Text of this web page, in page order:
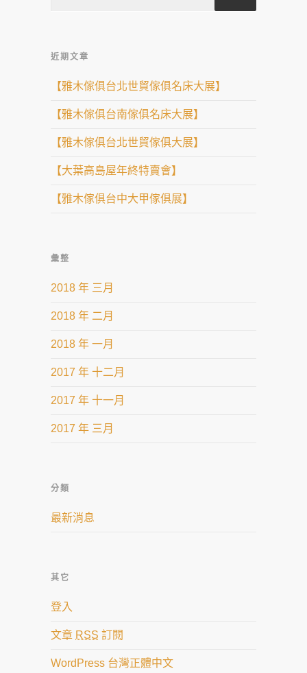
近期文章
【雅木傢俱台北世貿傢俱名床大展】
【雅木傢俱台南傢俱名床大展】
【雅木傢俱台北世貿傢俱大展】
【大葉高島屋年終特賣會】
【雅木傢俱台中大甲傢俱展】
彙整
2018 年 三月
2018 年 二月
2018 年 一月
2017 年 十二月
2017 年 十一月
2017 年 三月
分類
最新消息
其它
登入
文章 RSS 訂閱
WordPress 台灣正體中文